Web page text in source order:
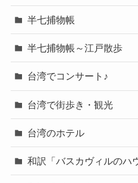
半七捕物帳
半七捕物帳～江戸散歩
台湾でコンサート♪
台湾で街歩き・観光
台湾のホテル
和訳「バスカヴィルのハ